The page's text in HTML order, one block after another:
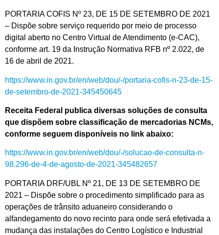
PORTARIA COFIS Nº 23, DE 15 DE SETEMBRO DE 2021
– Dispõe sobre serviço requerido por meio de processo
digital aberto no Centro Virtual de Atendimento (e-CAC),
conforme art. 19 da Instrução Normativa RFB nº 2.022, de
16 de abril de 2021.
https://www.in.gov.br/en/web/dou/-/portaria-cofis-n-23-de-15-
de-setembro-de-2021-345450645
Receita Federal publica diversas soluções de consulta
que dispõem sobre classificação de mercadorias NCMs,
conforme seguem disponíveis no link abaixo:
https://www.in.gov.br/en/web/dou/-/solucao-de-consulta-n-
98.296-de-4-de-agosto-de-2021-345482657
PORTARIA DRF/UBL Nº 21, DE 13 DE SETEMBRO DE
2021 – Dispõe sobre o procedimento simplificado para as
operações de trânsito aduaneiro considerando o
alfandegamento do novo recinto para onde será efetivada a
mudança das instalações do Centro Logístico e Industrial